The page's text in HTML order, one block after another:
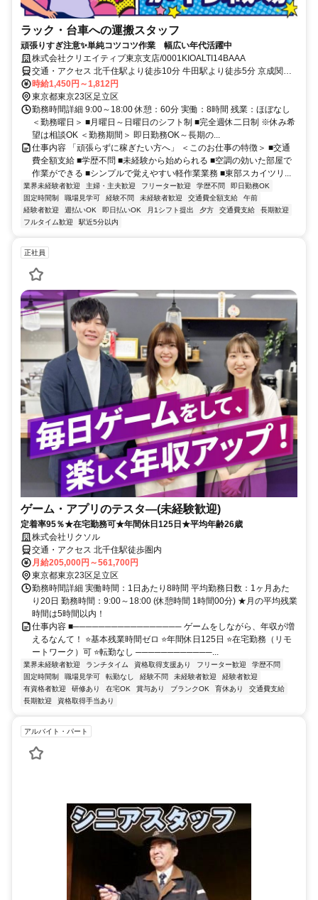
ラック・台車への運搬スタッフ
頑張りすぎ注意✨単純コツコツ作業 幅広い年代活躍中
株式会社クリエイティブ東京支店/0001KIOALTI14BAAA
交通・アクセス 北千住駅より徒歩10分 牛田駅より徒歩5分 京成関屋
駅より徒歩5分
時給1,450円～1,812円
東京都東京23区足立区
勤務時間詳細 9:00～18:00 休憩：60分 実働：8時間 残業：ほぼなし
＜勤務曜日＞ ■月曜日～日曜日のシフト制 ■完全週休二日制 ※休み希
望は相談OK ＜勤務期間＞ 即日勤務OK～長期の...
仕事内容 「頑張らずに稼ぎたい方へ」 ＜このお仕事の特徴＞ ■交通
費全額支給 ■学歴不問 ■未経験から始められる ■空調の効いた部屋で
作業ができる ■シンプルで覚えやすい軽作業業務 ■東部スカイツリ...
業界未経験者歓迎 主婦・主夫歓迎 フリーター歓迎 学歴不問
即日勤務OK
固定時間制
職場見学可 経験不問 未経験者歓迎 交通費全額支給
午前
経験者歓迎
週払いOK 即日払いOK 月1シフト提出 夕方 交通費支給
長期歓迎
フルタイム歓迎
駅近5分以内
正社員
ゲーム・アプリのテスタ―(未経験歓迎)
定着率95％★在宅勤務可★年間休日125日★平均年齢26歳
株式会社リクソル
交通・アクセス 北千住駅徒歩圏内
月給205,000円～561,700円
東京都東京23区足立区
勤務時間詳細 実働時間：1日あたり8時間 平均勤務日数：1ヶ月あた
り20日 勤務時間：9:00～18:00 (休憩時間 1時間00分) ★月の平均残業
時間は5時間以内！
仕事内容 ■───────────────── ゲームをしながら、年収が増
えるなんて！ ⭐基本残業時間ゼロ ⭐年間休日125日 ⭐在宅勤務（リモ
ートワーク）可 ⭐転勤なし ────────────...
業界未経験者歓迎 ランチタイム 資格取得支援あり フリーター歓迎
学歴不問
固定時間制
職場見学可 転勤なし 経験不問 未経験者歓迎
経験者歓迎
有資格者歓迎
研修あり 在宅OK 賞与あり ブランクOK 育休あり
交通費支給
長期歓迎
資格取得手当あり
アルバイト・パート